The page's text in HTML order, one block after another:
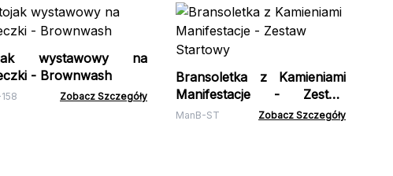
wystawowy na
- Brownwash
Zobacz Szczegóły
Bransoletka z Kamieniami
Manifestacje - Zestaw
Startowy
ManB-ST Zobacz Szczegóły